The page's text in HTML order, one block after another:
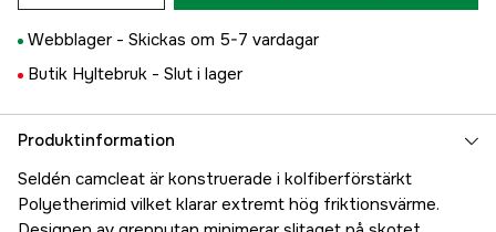
Webblager - Skickas om 5-7 vardagar
Butik Hyltebruk - Slut i lager
Produktinformation
Seldén camcleat är konstruerade i kolfiberförstärkt
Polyetherimid vilket klarar extremt hög friktionsvärme.